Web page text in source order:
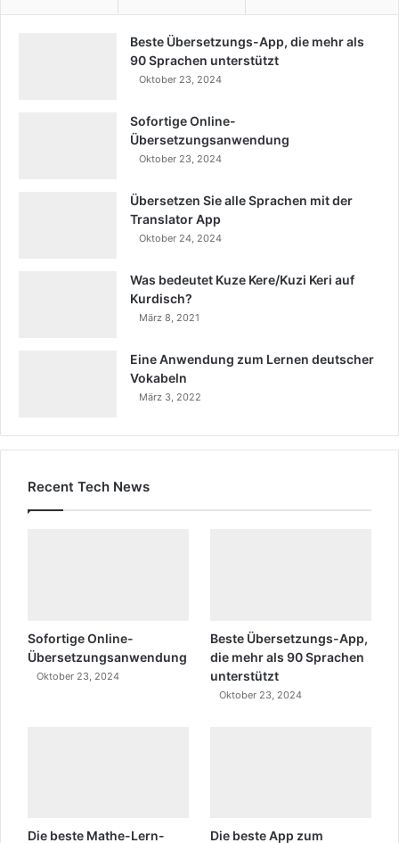
Beste Übersetzungs-App, die mehr als
90 Sprachen unterstützt
Oktober 23, 2024
Sofortige Online-
Übersetzungsanwendung
Oktober 23, 2024
Übersetzen Sie alle Sprachen mit der
Translator App
Oktober 24, 2024
Was bedeutet Kuze Kere/Kuzi Keri auf
Kurdisch?
März 8, 2021
Eine Anwendung zum Lernen deutscher
Vokabeln
März 3, 2022
Recent Tech News
Sofortige Online-
Übersetzungsanwendung
Oktober 23, 2024
Beste Übersetzungs-App,
die mehr als 90 Sprachen
unterstützt
Oktober 23, 2024
Die beste Mathe-Lern- Die beste App zum